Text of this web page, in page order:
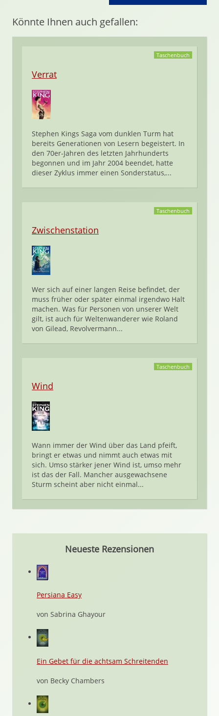
Könnte Ihnen auch gefallen:
Taschenbuch
Verrat
Stephen Kings Saga vom dunklen Turm hat
bereits Generationen von Lesern begeistert. In
den 70er-Jahren des letzten Jahrhunderts
begonnen und im Jahr 2004 beendet, hatte
dieser Zyklus immer einen Sonderstatus,...
Taschenbuch
Zwischenstation
Wer sich auf einer langen Reise befindet, der
muss früher oder später einmal irgendwo Halt
machen. Was für Personen von unserer Welt
gilt, ist auch für Weltenwanderer wie Roland
von Gilead, Revolvermann...
Taschenbuch
Wind
Wann immer der Wind über das Land pfeift,
bringt er etwas und nimmt auch etwas mit
sich. Umso stärker jener Wind ist, umso mehr
ist das der Fall. Mancher ausgewachsene
Sturm scheint aber nicht einmal...
Neueste Rezensionen
Persiana Easy
von Sabrina Ghayour
Ein Gebet für die achtsam Schreitenden
von Becky Chambers